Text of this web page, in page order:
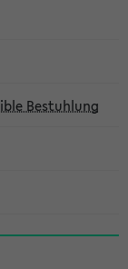
Bestuhlung